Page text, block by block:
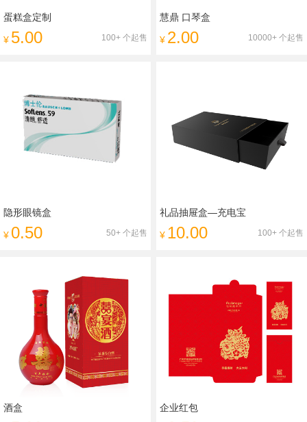
蛋糕盒定制
¥ 5.00 100+ 个起售
慧鼎 口琴盒
¥ 2.00 10000+ 个起售
隐形眼镜盒
¥ 0.50 50+ 个起售
礼品抽屉盒—充电宝
¥ 10.00 100+ 个起售
酒盒 企业红包